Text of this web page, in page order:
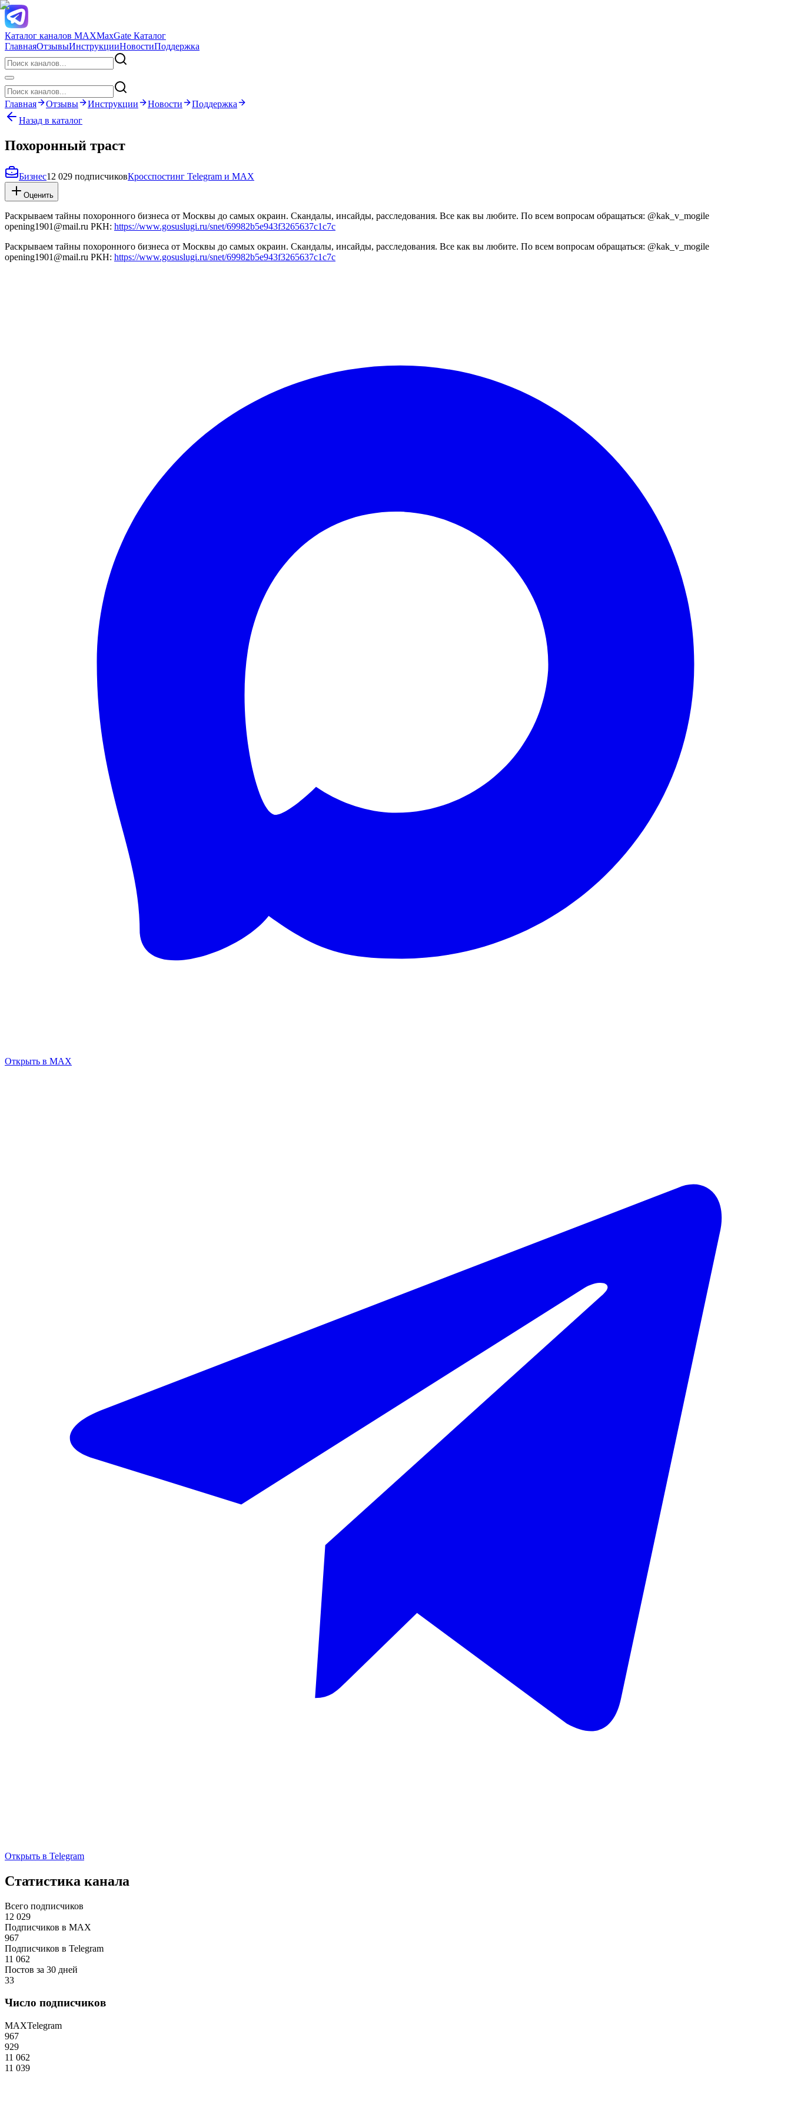
Каталог каналов MAXMaxGate Каталог
ГлавнаяОтзывыИнструкцииНовостиПоддержка
Главная Отзывы Инструкции Новости
Поддержка
Назад в каталог
Похоронный траст
Бизнес12 029 подписчиковКросспостинг Telegram и MAX
Оценить
Раскрываем тайны похоронного бизнеса от Москвы до самых окраин. Скандалы, инсайды, расследования. Все как вы любите. По всем вопросам обращаться: @kak_v_mogile
opening1901@mail.ru РКН: https://www.gosuslugi.ru/snet/69982b5e943f3265637c1c7c
Раскрываем тайны похоронного бизнеса от Москвы до самых окраин. Скандалы, инсайды, расследования. Все как вы любите. По всем вопросам обращаться: @kak_v_mogile
opening1901@mail.ru РКН: https://www.gosuslugi.ru/snet/69982b5e943f3265637c1c7c
Открыть в MAX
Открыть в Telegram
Статистика канала
Всего подписчиков
12 029
Подписчиков в MAX
967
Подписчиков в Telegram
11 062
Постов за 30 дней
33
Число подписчиков
MAXTelegram
967
929
11 062
11 039